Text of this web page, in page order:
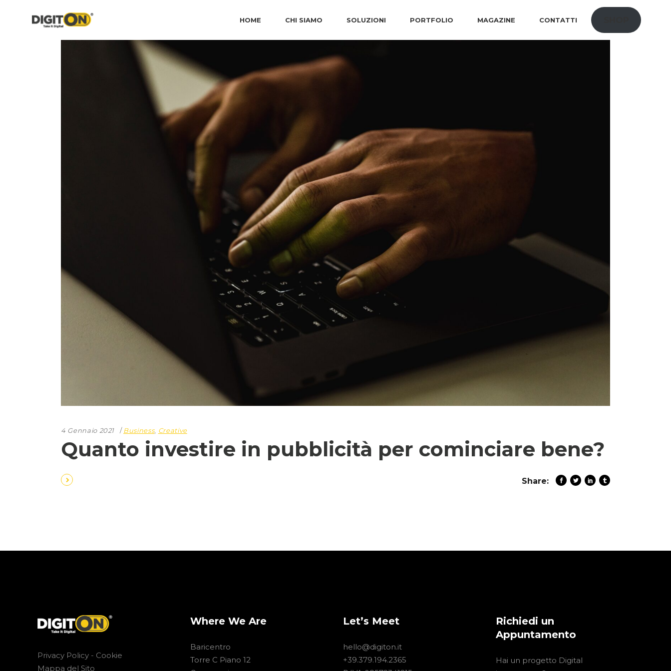
HOME CHI SIAMO SOLUZIONI PORTFOLIO MAGAZINE CONTATTI
4 Gennaio 2021 Business, Creative
Quanto investire in pubblicità per cominciare bene?
Share:
Privacy Policy - Cookie
Mappa del Sito
Where We Are
Baricentro
Torre C Piano 12
Let’s Meet
hello@digiton.it
+39.379.194.2365
Richiedi un
Appuntamento
Hai un progetto Digital